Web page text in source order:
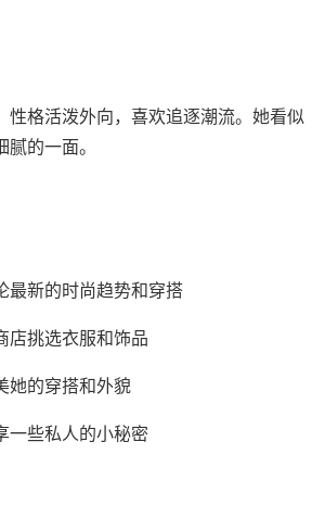
性格活泼外向，喜欢追逐潮流。她看似
的一面。
最新的时尚趋势和穿搭
店挑选衣服和饰品
她的穿搭和外貌
一些私人的小秘密